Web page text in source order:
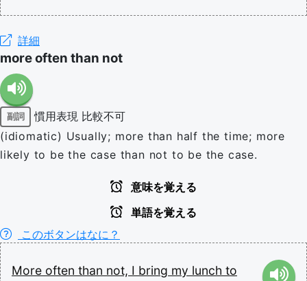
詳細
more often than not
副詞 慣用表現 比較不可
(idiomatic) Usually; more than half the time; more
likely to be the case than not to be the case.
意味を覚える
単語を覚える
このボタンはなに？
More often than not, I bring my lunch to